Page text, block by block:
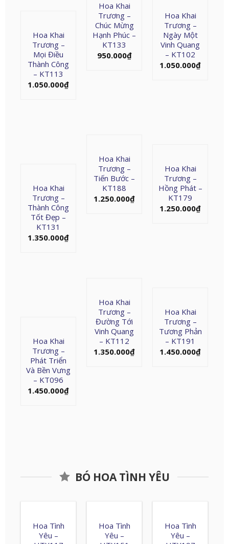
Hoa Khai
Trương –
Chúc Mừng
Hạnh Phúc –
KT133
950.000₫
Hoa Khai
Trương –
Ngày Một
Vinh Quang
– KT102
1.050.000₫
Hoa Khai
Trương –
Mọi Điều
Thành Công
– KT113
1.050.000₫
Hoa Khai
Trương –
Tiến Bước –
KT188
1.250.000₫
Hoa Khai
Trương –
Hồng Phát –
KT179
1.250.000₫
Hoa Khai
Trương –
Thành Công
Tốt Đẹp –
KT131
1.350.000₫
Hoa Khai
Trương –
Đường Tới
Vinh Quang
– KT112
1.350.000₫
Hoa Khai
Trương –
Tương Phản
– KT191
1.450.000₫
Hoa Khai
Trương –
Phát Triển
Và Bền Vưng
– KT096
1.450.000₫
BÓ HOA TÌNH YÊU
Hoa Tình
Yêu –
Hoa Tình
Yêu –
Hoa Tình
Yêu –